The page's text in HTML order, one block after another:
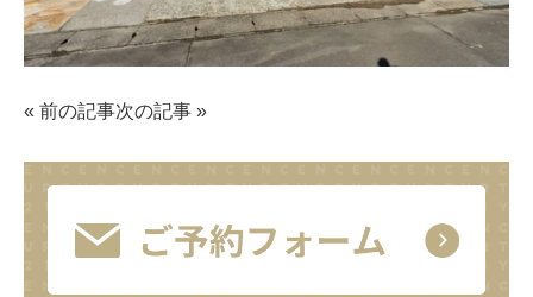
« 前の記事次の記事 »